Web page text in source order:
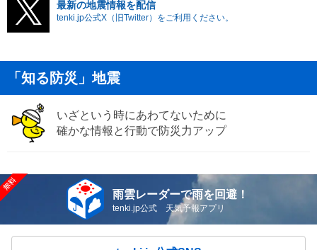
最新の地震情報を配信
tenki.jp公式X（旧Twitter）をご利用ください。
「知る防災」地震
いざという時にあわてないために
確かな情報と行動で防災力アップ
雨雲レーダーで雨を回避！
tenki.jp公式 天気予報アプリ